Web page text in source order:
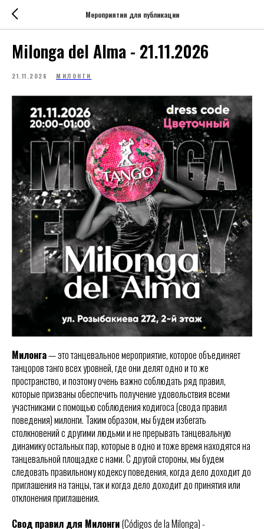
Мероприятия для публикации
Milonga del Alma - 21.11.2026
21.11.2026 МИЛОНГИ
Милонга— это танцевальное мероприятие, которое объединяет
танцоров танго всех уровней, где они делят одно и то же
пространство, и поэтому очень важно соблюдать ряд правил,
которые призваны обеспечить получение удовольствия всеми
участниками с помощью соблюдения кодигоса (свода правил
поведения) милонги. Таким образом, мы будем избегать
столкновений с другими людьми и не прерывать танцевальную
динамику остальных пар, которые в одно и тоже время находятся на
танцевальной площадке с нами. С другой стороны, мы будем
следовать правильному кодексу поведения, когда дело доходит до
приглашения на танцы, так и когда дело доходит до принятия или
отклонения приглашения.
Свод правил для Милонги(Códigos de la Milonga) -